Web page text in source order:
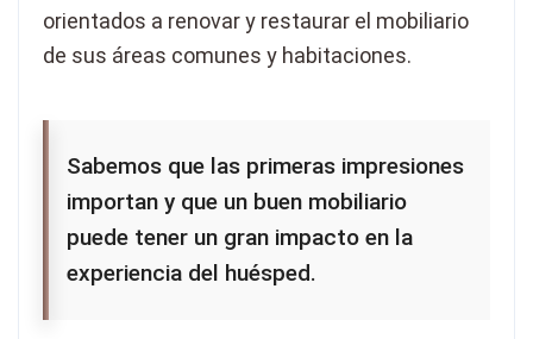
orientados a renovar y restaurar el mobiliario
de sus áreas comunes y habitaciones.
Sabemos que las primeras impresiones
importan y que un buen mobiliario
puede tener un gran impacto en la
experiencia del huésped.